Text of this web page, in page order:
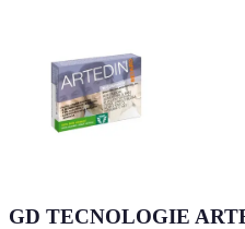
GD TECNOLOGIE